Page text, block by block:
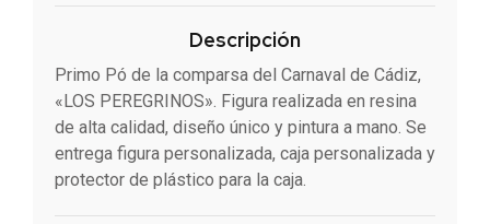
Descripción
Primo Pó de la comparsa del Carnaval de Cádiz,
«LOS PEREGRINOS». Figura realizada en resina
de alta calidad, diseño único y pintura a mano. Se
entrega figura personalizada, caja personalizada y
protector de plástico para la caja.